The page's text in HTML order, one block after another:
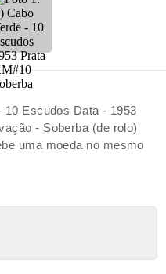
10 Escudos Data - 1953
- Soberba (de rolo)
uma moeda no mesmo